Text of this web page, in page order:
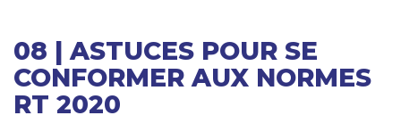
08 | ASTUCES POUR SE
CONFORMER AUX NORMES
RT 2020